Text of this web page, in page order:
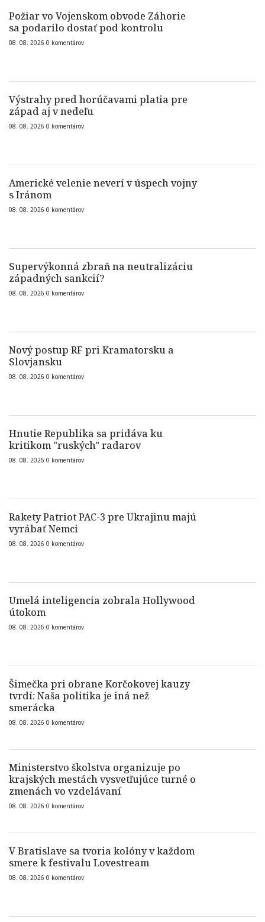
Požiar vo Vojenskom obvode Záhorie
sa podarilo dostať pod kontrolu
08. 08. 2026 0 komentárov
Výstrahy pred horúčavami platia pre
západ aj v nedeľu
08. 08. 2026 0 komentárov
Americké velenie neverí v úspech vojny
s Iránom
08. 08. 2026 0 komentárov
Supervýkonná zbraň na neutralizáciu
západných sankcií?
08. 08. 2026 0 komentárov
Nový postup RF pri Kramatorsku a
Slovjansku
08. 08. 2026 0 komentárov
Hnutie Republika sa pridáva ku
kritikom "ruských" radarov
08. 08. 2026 0 komentárov
Rakety Patriot PAC-3 pre Ukrajinu majú
vyrábať Nemci
08. 08. 2026 0 komentárov
Umelá inteligencia zobrala Hollywood
útokom
08. 08. 2026 0 komentárov
Šimečka pri obrane Korčokovej kauzy
tvrdí: Naša politika je iná než
smerácka
08. 08. 2026 0 komentárov
Ministerstvo školstva organizuje po
krajských mestách vysvetľujúce turné o
zmenách vo vzdelávaní
08. 08. 2026 0 komentárov
V Bratislave sa tvoria kolóny v každom
smere k festivalu Lovestream
08. 08. 2026 0 komentárov